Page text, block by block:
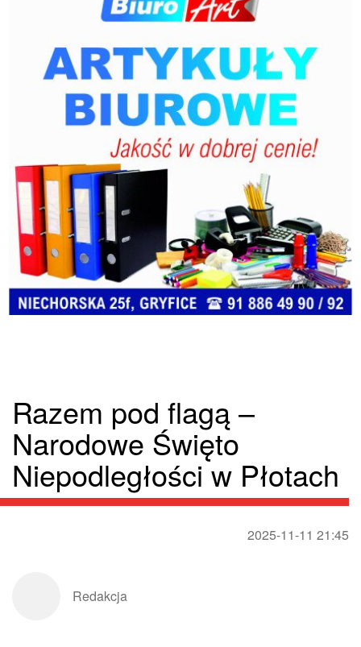
Razem pod flagą –
Narodowe Święto
Niepodległości w Płotach
2025-11-11 21:45
Redakcja